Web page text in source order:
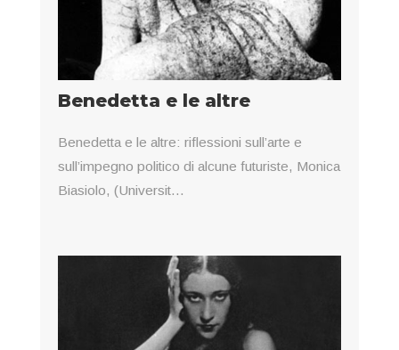
Benedetta e le altre
Benedetta e le altre: riflessioni sull’arte e
sull’impegno politico di alcune futuriste, Monica
Biasiolo, (Universit...